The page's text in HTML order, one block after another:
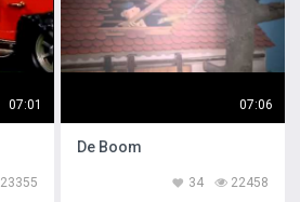
07:01
23355
07:06
De Boom
22458
34